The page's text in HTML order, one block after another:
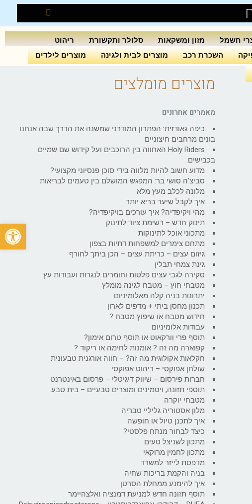
חשמל מזון ומשקאות סלולר ותקשורת
ריהוט
השכרת רכב מוצרים לבית ולגינה מוצרים לילדים
מוצרים מומלצים
מאמרים אחרונים
כיפה גאודזית: הפתרון המודרני שמשנה את הדרך שבה אנחנו
בונים מרחבים חיצוניים
Holy Riders האחווה בין הרוכבים ועל קידוש שם שמיים
בכבישים.
מדוע חשוב להיות מלווה בידי סוכן פנסיוני מקצועי?
סביצ'ה סושי בר: המפגש המושלם בין טעמים לבריאות
מלונה לכלב מעץ מלא
איך לקבל שיער בריא יותר
מהי ויקיפדיה? איך עורכים בויקיפדיה?
תינוק חדש – רשימת ציוד לתינוק
מתכוני אוכל לתינוקות
מתחם צימרים למשפחות דתיות בצפון
גיזום עצים – כריתת עצים – הכן ביתך לחורף
גינת צמחי תבלין
סקירה לגבי עצים פלטות וחומרים לנגרות ועבודות עץ
מטבחי חוץ – מטבח לגינה מומלץ
יתרונות בניה קלה מאלומיניום
תכנון מחסן ביתי + מדפים לארון
חידוש מטבח או שיפוץ מטבח ?
עבודות אלומיניום
תוסף פרי וורקאוט או תוסף טרום אימון?
קפוארה מה זה ? אומנות לחימה או ריקוד ?
חקלאות אקולוגית מה זה? – חווה אורגנית טבעונית
שולחן אפוקסי – ריהוט אפוקסי
חברות פירסום – שיווק דיגיטלי – פרסום באינטרנט
תוספי תזונה, ויטמינים ומוצרים טבעיים – בית טבע
מטבחי יוקרה
מלון אסטוריה גליליי טבריה
איך לתכנן טיול או חופשה
כיצד לבחור מנתח פלסטי?
מתכון לשניצל טעים
מתכון לחמין מרוקאי
מדפסת לייזר למשרד
בניה והקמת בריכות שחיה
איך להימנע ממחלת הסרטן
תוסף תזונה חדש למניעת דמנציה ואלצהיימר